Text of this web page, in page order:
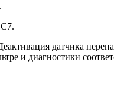
датчика
и диагностики